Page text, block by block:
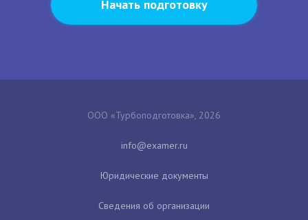
Начать подготовку
ООО «Турбоподготовка», 2026
Юридические документы
Сведения об организации